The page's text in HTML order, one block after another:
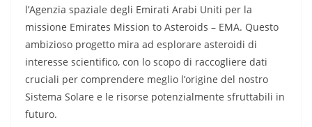
l’Agenzia spaziale degli Emirati Arabi Uniti per la
missione Emirates Mission to Asteroids – EMA. Questo
ambizioso progetto mira ad esplorare asteroidi di
interesse scientifico, con lo scopo di raccogliere dati
cruciali per comprendere meglio l’origine del nostro
Sistema Solare e le risorse potenzialmente sfruttabili in
futuro.